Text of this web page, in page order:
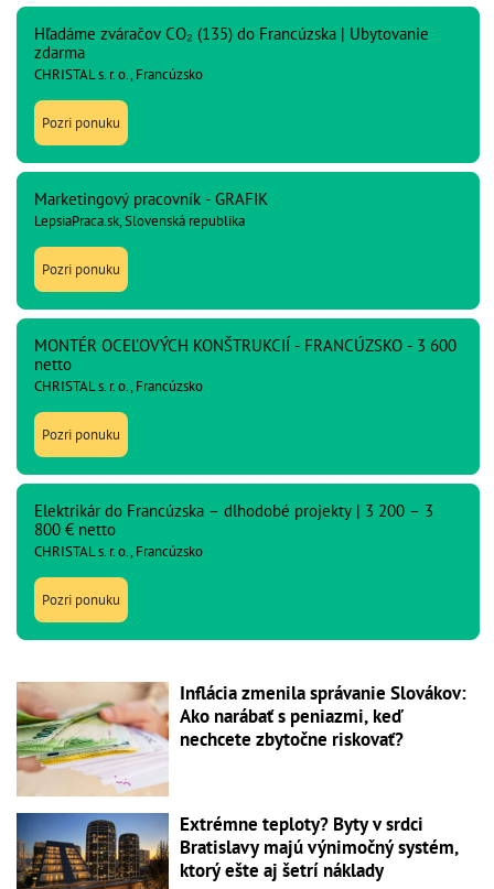
Hľadáme zváračov CO₂ (135) do Francúzska | Ubytovanie
zdarma
CHRISTAL s. r. o., Francúzsko
Pozri ponuku
Marketingový pracovník - GRAFIK
LepsiaPraca.sk, Slovenská republika
Pozri ponuku
MONTÉR OCEĽOVÝCH KONŠTRUKCIÍ - FRANCÚZSKO - 3 600
netto
CHRISTAL s. r. o., Francúzsko
Pozri ponuku
Elektrikár do Francúzska – dlhodobé projekty | 3 200 – 3
800 € netto
CHRISTAL s. r. o., Francúzsko
Pozri ponuku
Inflácia zmenila správanie Slovákov:
Ako narábať s peniazmi, keď
nechcete zbytočne riskovať?
Extrémne teploty? Byty v srdci
Bratislavy majú výnimočný systém,
ktorý ešte aj šetrí náklady